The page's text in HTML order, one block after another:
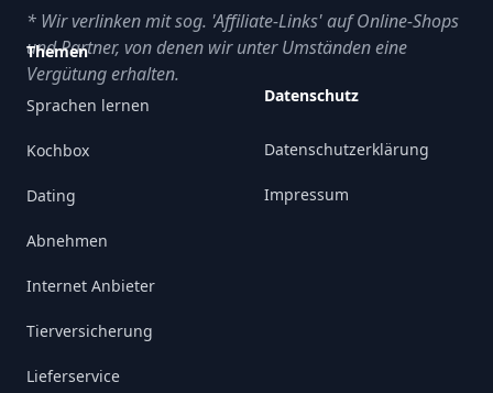
* Wir verlinken mit sog. 'Affiliate-Links' auf Online-Shops
und Partner, von denen wir unter Umständen eine
Vergütung erhalten.
Themen
Sprachen lernen
Kochbox
Dating
Abnehmen
Internet Anbieter
Tierversicherung
Lieferservice
Datenschutz
Datenschutzerklärung
Impressum